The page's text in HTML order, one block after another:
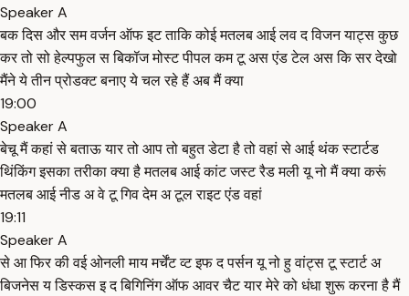
Speaker A
बक दिस और सम वर्जन ऑफ इट ताकि कोई मतलब आई लव द विजन याट्स कुछ
कर तो सो हेल्पफुल स बिकॉज मोस्ट पीपल कम टू अस एंड टेल अस कि सर देखो
मैंने ये तीन प्रोडक्ट बनाए ये चल रहे हैं अब मैं क्या
19:00
Speaker A
बेचू मैं कहां से बताऊ यार तो आप तो बहुत डेटा है तो वहां से आई थंक स्टार्टड
थिंकिंग इसका तरीका क्या है मतलब आई कांट जस्ट रैड मली यू नो मैं क्या करूं
मतलब आई नीड अ वे टू गिव देम अ टूल राइट एंड वहां
19:11
Speaker A
से आ फिर की वई ओनली माय मर्चेंट व्ट इफ द पर्सन यू नो हु वांट्स टू स्टार्ट अ
बिजनेस य डिस्कस इ द बिगिनिंग ऑफ आवर चैट यार मेरे को धंधा शुरू करना है मैं